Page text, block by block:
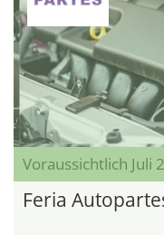
Voraussichtlich Juli
Feria